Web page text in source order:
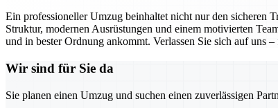
Ein professioneller Umzug beinhaltet nicht nur den sicheren
Struktur, modernen Ausrüstungen und einem motivierten
und in bester Ordnung ankommt. Verlassen Sie sich auf uns
Wir sind für Sie da
Sie planen einen Umzug und suchen einen zuverlässigen